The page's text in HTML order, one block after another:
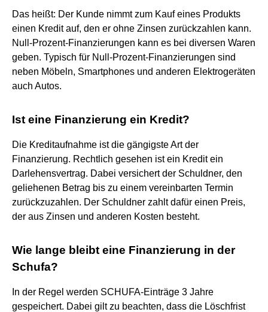
Das heißt: Der Kunde nimmt zum Kauf eines Produkts
einen Kredit auf, den er ohne Zinsen zurückzahlen kann.
Null-Prozent-Finanzierungen kann es bei diversen Waren
geben. Typisch für Null-Prozent-Finanzierungen sind
neben Möbeln, Smartphones und anderen Elektrogeräten
auch Autos.
Ist eine Finanzierung ein Kredit?
Die Kreditaufnahme ist die gängigste Art der
Finanzierung. Rechtlich gesehen ist ein Kredit ein
Darlehensvertrag. Dabei versichert der Schuldner, den
geliehenen Betrag bis zu einem vereinbarten Termin
zurückzuzahlen. Der Schuldner zahlt dafür einen Preis,
der aus Zinsen und anderen Kosten besteht.
Wie lange bleibt eine Finanzierung in der
Schufa?
In der Regel werden SCHUFA-Einträge 3 Jahre
gespeichert. Dabei gilt zu beachten, dass die Löschfrist